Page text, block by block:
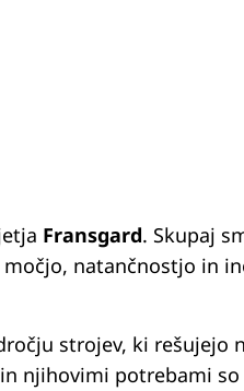
Fransgard. Skupaj
močjo, natančnostjo
strojev, ki rešujejo
njihovimi potrebami